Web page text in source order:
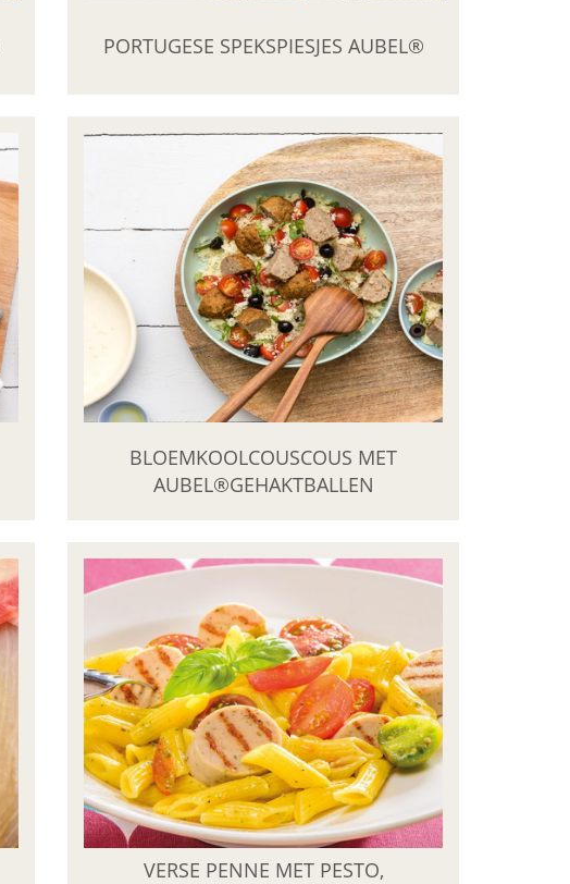
PORTUGESE SPEKSPIESJES AUBEL®
BLOEMKOOLCOUSCOUS MET
AUBEL®GEHAKTBALLEN
VERSE PENNE MET PESTO,